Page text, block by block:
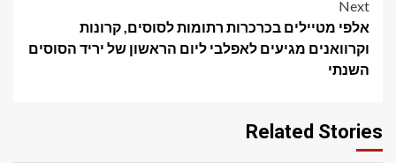
Next
אלפי מטיילים בכרכרות רתומות לסוסים, קרונות
וקרוואנים מגיעים לאפלבי ליום הראשון של יריד הסוסים
השנתי
Related Stories